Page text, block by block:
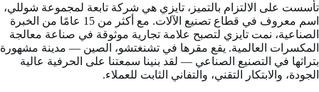
تأسست على الالتزام بالتميز، تايزي هي شركة تابعة لمجموعة شوللي،
اسم معروف في قطاع تصنيع الآلات. مع أكثر من 15 عامًا من الخبرة
الصناعية، نمت تايزي لتصبح علامة تجارية موثوقة في صناعة معالجة
المكسرات العالمية. يقع مقرها في تشنغتشو، الصين — مدينة مشهورة
بتراثها في التصنيع الصناعي — لقد بنينا سمعتنا على الحرفية عالية
الجودة، والابتكار التقني، والتفاني الثابت للعملاء.